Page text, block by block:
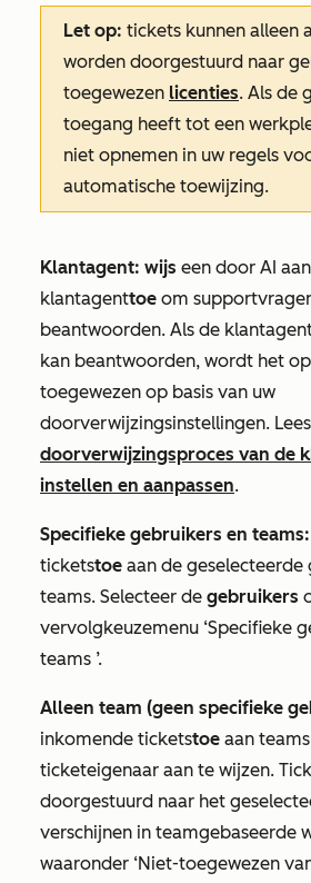
Let op: tickets kunnen alleen
worden doorgestuurd naar
toegewezen licenties. Als de
toegang heeft tot een
niet opnemen in uw regels
automatische toewijzing.
Klantagent: wijs een door AI
klantagenttoe om
beantwoorden. Als de
kan beantwoorden, wordt het
toegewezen op basis van uw
doorverwijzingsinstellingen.
doorverwijzingsproces van de
instellen en aanpassen.
Specifieke gebruikers en
ticketstoe aan de
teams. Selecteer de gebruikers
vervolgkeuzemenu ‘Specifieke
teams ’.
Alleen team (geen specifieke
inkomende ticketstoe aan
ticketeigenaar aan te wijzen.
doorgestuurd naar het
verschijnen in teamgebaseerde
waaronder ‘Niet-toegewezen